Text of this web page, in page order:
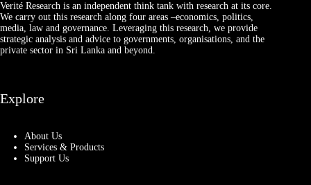
Verité Research is an independent think tank with research at its core.
We carry out this research along four areas –economics, politics,
media, law and governance. Leveraging this research, we provide
strategic analysis and advice to governments, organisations, and the
private sector in Sri Lanka and beyond.
Explore
About Us
Services & Products
Support Us